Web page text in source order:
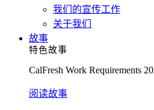
我们的宣传工作
关于我们
故事
特色故事
CalFresh Work Requirements
阅读故事